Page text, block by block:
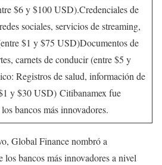
$6 y $100 USD).Credenciales de
sociales, servicios de streaming,
$1 y $75 USD)Documentos de
carnets de conducir (entre $5 y
Registros de salud, información de
y $30 USD) Citibanamex fue
bancos más innovadores.
Global Finance nombró a
bancos más innovadores a nivel